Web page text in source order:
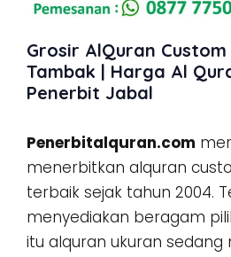
Grosir AlQuran
Tambak | Harga Al
Penerbit Jabal
Penerbitalquran.com
menerbitkan alquran
terbaik sejak tahun 2004.
menyediakan beragam
itu alquran ukuran sedang